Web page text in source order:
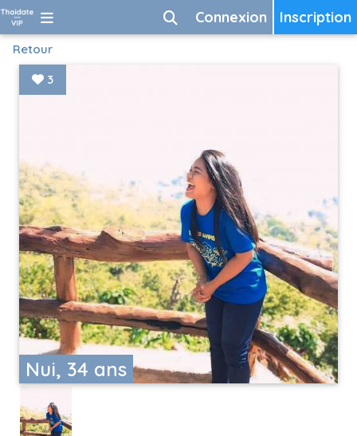
Inscription
Connexion
Retour
Nui, 34 ans
3